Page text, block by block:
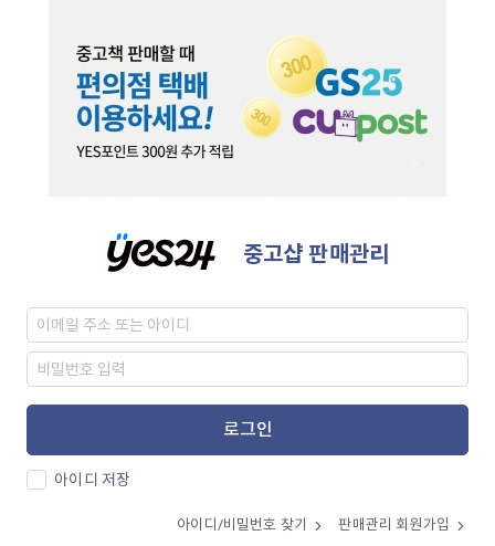
중고샵 판매관리
로그인
아이디 저장
아이디/비밀번호 찾기 판매관리 회원가입